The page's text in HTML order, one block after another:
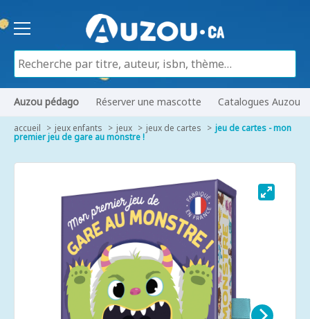
Auzou pédago Réserver une mascotte Catalogues Auzou
accueil jeux enfants jeux jeux de cartes jeu de cartes - mon
premier jeu de gare au monstre !